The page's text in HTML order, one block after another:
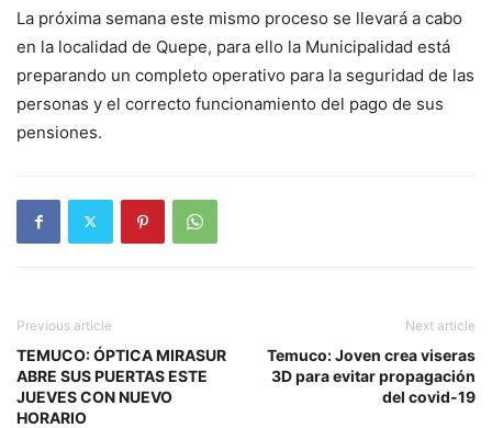
La próxima semana este mismo proceso se llevará a cabo
en la localidad de Quepe, para ello la Municipalidad está
preparando un completo operativo para la seguridad de las
personas y el correcto funcionamiento del pago de sus
pensiones.
Previous article
TEMUCO: ÓPTICA MIRASUR
ABRE SUS PUERTAS ESTE
JUEVES CON NUEVO
HORARIO
Next article
Temuco: Joven crea viseras
3D para evitar propagación
del covid-19